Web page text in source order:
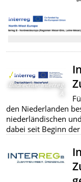
Bildrechte:Interreg
A
den Niederlanden
niederländischen
dabei seit Beginn